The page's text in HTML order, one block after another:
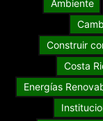
Ambiente
Construir
Costa
Energías